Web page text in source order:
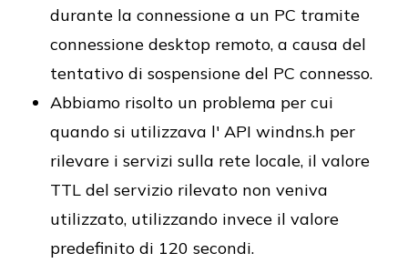
durante la connessione a un PC tramite
connessione desktop remoto, a causa del
tentativo di sospensione del PC connesso.
Abbiamo risolto un problema per cui
quando si utilizzava l' API windns.h per
rilevare i servizi sulla rete locale, il valore
TTL del servizio rilevato non veniva
utilizzato, utilizzando invece il valore
predefinito di 120 secondi.